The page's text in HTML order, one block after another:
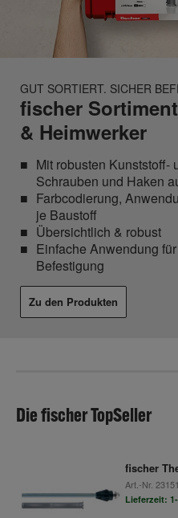
GUT SORTIERT. SICHER
fischer
& Heimwerker
Mit robusten Kunststoff-
Schrauben und Haken
Farbcodierung,
je Baustoff
Übersichtlich & robust
Einfache Anwendung
Befestigung
Zu den Produkten
Die fischer TopSeller
fischer
Art.-Nr.
Lieferzeit: